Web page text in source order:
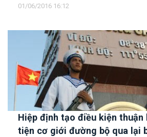
01/06/2016 16:12
Hiệp định tạo điều kiện
tiện cơ giới đường bộ qua lại